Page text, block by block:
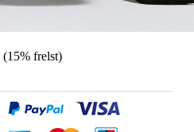
(15% frelst)